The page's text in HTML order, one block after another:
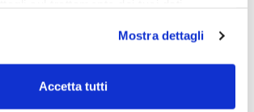
cookie, ti invitiamo a prendere visione
cookie.
tramite la “X” prosegui la
Mostra dettagli
Accetta tutti
questi valori (con movimenti sovranisti
indipendentisti per non dire altro).